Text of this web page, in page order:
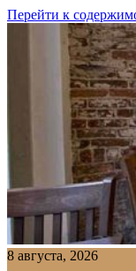
Перейти к
8 августа, 2026